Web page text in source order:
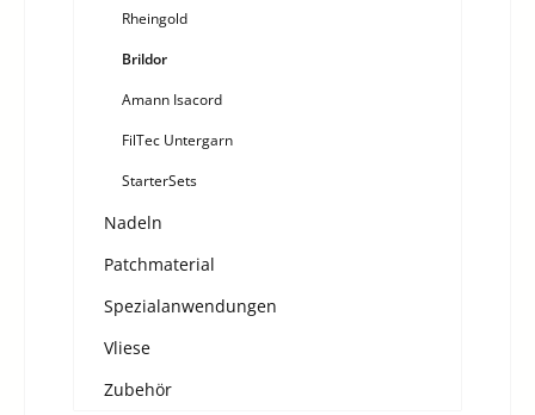
Rheingold
Brildor
Amann Isacord
FilTec Untergarn
StarterSets
Nadeln
Patchmaterial
Spezialanwendungen
Vliese
Zubehör